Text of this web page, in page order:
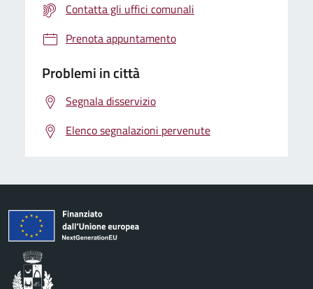
Contatta gli uffici comunali
Prenota appuntamento
Problemi in città
Segnala disservizio
Elenco segnalazioni pervenute